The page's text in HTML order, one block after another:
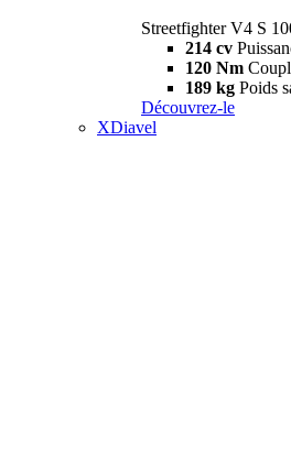
Streetfighter V4 S
214 cv
120 Nm
189 kg Poids
Découvrez-le
XDiavel